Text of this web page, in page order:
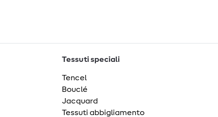
Tessuti speciali
Tencel
Bouclé
Jacquard
Tessuti abbigliamento